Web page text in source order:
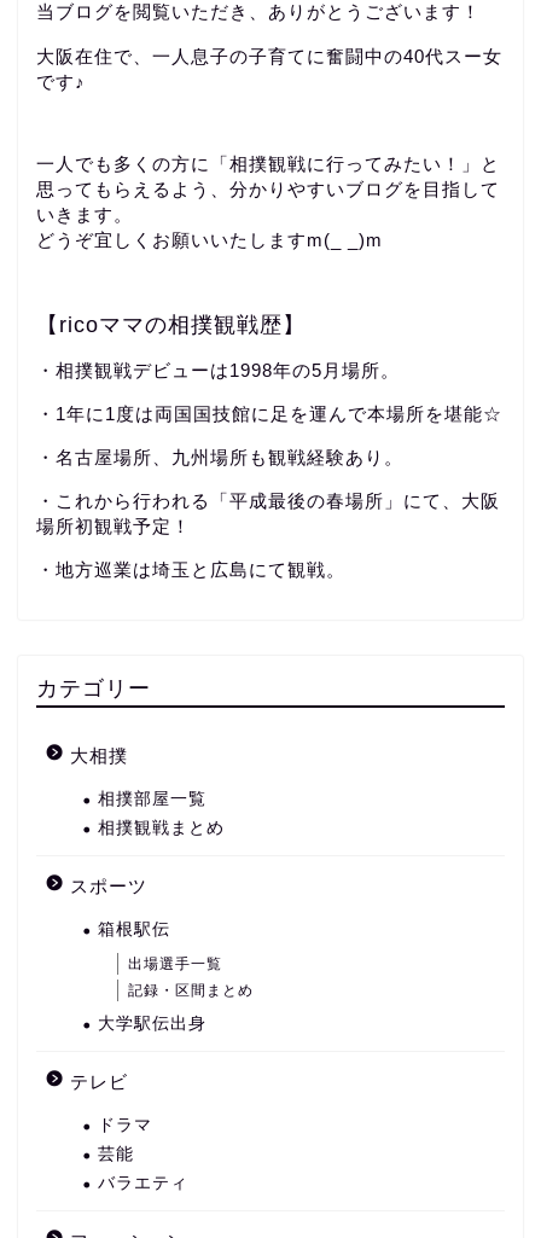
当ブログを閲覧いただき、ありがとうございます！
大阪在住で、一人息子の子育てに奮闘中の40代スー女
です♪
一人でも多くの方に「相撲観戦に行ってみたい！」と
思ってもらえるよう、分かりやすいブログを目指して
いきます。
どうぞ宜しくお願いいたしますm(_ _)m
【ricoママの相撲観戦歴】
・相撲観戦デビューは1998年の5月場所。
・1年に1度は両国国技館に足を運んで本場所を堪能☆
・名古屋場所、九州場所も観戦経験あり。
・これから行われる「平成最後の春場所」にて、大阪
場所初観戦予定！
・地方巡業は埼玉と広島にて観戦。
カテゴリー
大相撲
相撲部屋一覧
相撲観戦まとめ
スポーツ
箱根駅伝
出場選手一覧
記録・区間まとめ
大学駅伝出身
テレビ
ドラマ
芸能
バラエティ